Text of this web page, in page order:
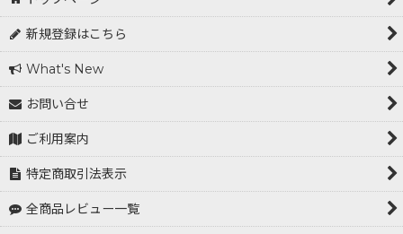
新規登録はこちら
What's New
お問い合せ
ご利用案内
特定商取引法表示
全商品レビュー一覧